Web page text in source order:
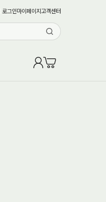
로그인마이페이지 고객센터